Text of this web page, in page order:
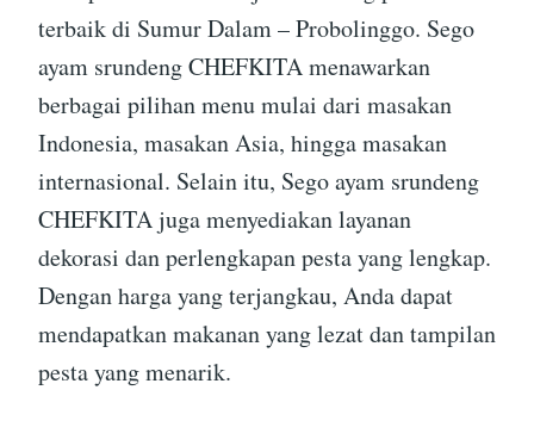
terbaik di Sumur Dalam – Probolinggo. Sego
ayam srundeng CHEFKITA menawarkan
berbagai pilihan menu mulai dari masakan
Indonesia, masakan Asia, hingga masakan
internasional. Selain itu, Sego ayam srundeng
CHEFKITA juga menyediakan layanan
dekorasi dan perlengkapan pesta yang lengkap.
Dengan harga yang terjangkau, Anda dapat
mendapatkan makanan yang lezat dan tampilan
pesta yang menarik.